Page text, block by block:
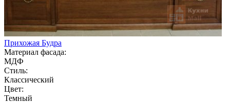
Прихожая Будра
Материал фасада:
МДФ
Стиль:
Классический
Цвет:
Темный